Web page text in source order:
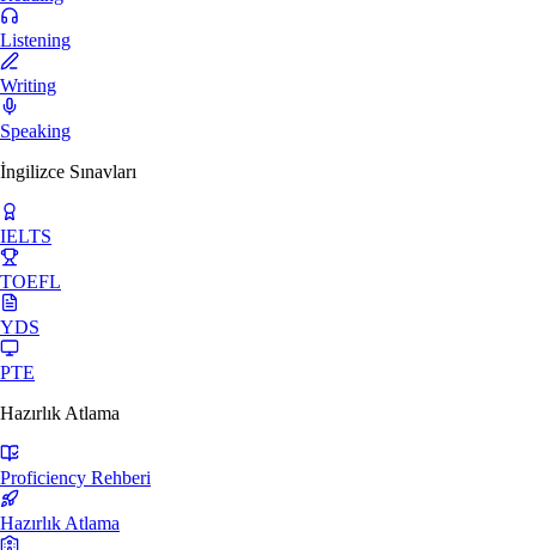
Listening
Writing
Speaking
İngilizce Sınavları
IELTS
TOEFL
YDS
PTE
Hazırlık Atlama
Proficiency Rehberi
Hazırlık Atlama